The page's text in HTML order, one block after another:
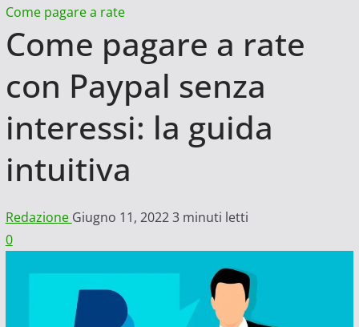
Come pagare a rate
Come pagare a rate
con Paypal senza
interessi: la guida
intuitiva
Redazione Giugno 11, 20223 minuti letti
0